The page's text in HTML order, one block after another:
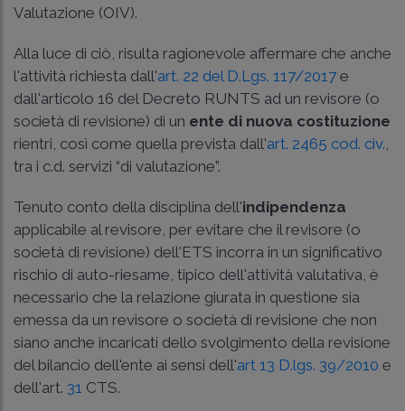
Valutazione (OIV).
Alla luce di ciò, risulta ragionevole affermare che anche
l'attività richiesta dall'art. 22 del D.Lgs. 117/2017 e
dall'articolo 16 del Decreto RUNTS ad un revisore (o
società di revisione) di un ente di nuova costituzione
rientri, così come quella prevista dall'art. 2465 cod. civ.
tra i c.d. servizi “di valutazione”.
Tenuto conto della disciplina dell'indipendenza
applicabile al revisore, per evitare che il revisore (o
società di revisione) dell'ETS incorra in un significativo
rischio di auto-riesame, tipico dell'attività valutativa, è
necessario che la relazione giurata in questione sia
emessa da un revisore o società di revisione che non
siano anche incaricati dello svolgimento della revisione
del bilancio dell'ente ai sensi dell'art 13 D.lgs. 39/2010 e
dell'art. 31 CTS.